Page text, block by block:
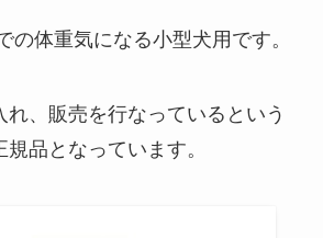
どこで買えるか調査！
の体重気になる小型犬用です。
れ、販売を行なっているという
品となっています。